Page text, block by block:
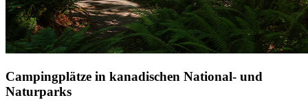
Campingplätze in kanadischen National- und
Naturparks